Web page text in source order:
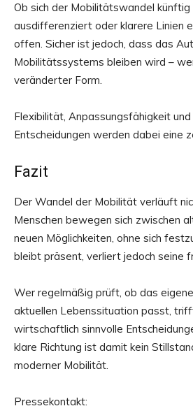
Ob sich der Mobilitätswandel
ausdifferenziert oder klarere Linien
offen. Sicher ist jedoch, dass das
Mobilitätssystems bleiben wird –
veränderter Form.
Flexibilität, Anpassungsfähigkeit
Entscheidungen werden dabei eine
Fazit
Der Wandel der Mobilität verläuft
Menschen bewegen sich zwischen
neuen Möglichkeiten, ohne sich
bleibt präsent, verliert jedoch seine
Wer regelmäßig prüft, ob das
aktuellen Lebenssituation passt,
wirtschaftlich sinnvolle
klare Richtung ist damit kein
moderner Mobilität.
Pressekontakt: